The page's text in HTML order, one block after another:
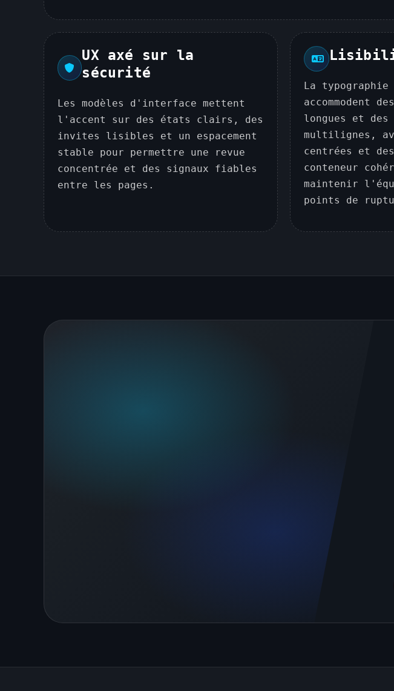
UX axé sur la
sécurité
Les modèles d'interface mettent
l'accent sur des états clairs, des
invites lisibles et un espacement
stable pour permettre une revue
concentrée et des signaux fiables
entre les pages.
La
accommodent
longues et
multilignes,
centrées et
conteneur
maintenir
points de